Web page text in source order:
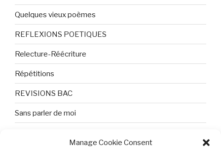
Manage Cookie Consent
Quelques vieux poèmes
REFLEXIONS POETIQUES
Relecture-Réécriture
Répétitions
REVISIONS BAC
Sans parler de moi